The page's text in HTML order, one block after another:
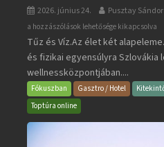
2026. június 24. Pusztay Sándor
Aquacity
Poprad
·
Wellness
és
Gyógyfürdő
a hozzászólások lehetősége kikapcsolva
Tűz és Víz.Az élet két
és fizikai egyensúlyra
wellnessközpontjában....
Fókuszban Gasztro / Hotel
Toptúra online